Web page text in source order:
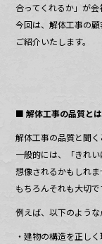
合ってくれるか」が会
今回は、解体工事の
ご紹介いたします。
■ 解体工事の品質と
解体工事の品質と聞く
一般的には、「きれ
想像されるかもしれま
もちろんそれも大切
例えば、以下のような
・建物の構造を正し